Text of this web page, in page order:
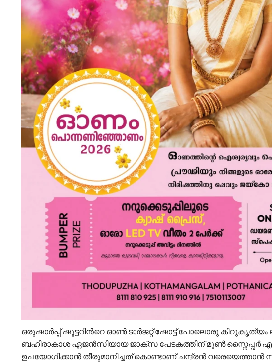
ഒരുഷാർപ്പ് ഷൂട്ടറിന്‍റെ ഓൺ ടാർജറ്റ് ഷോട്ട് പോലൊരു കിറുകൃത്യം
ബഹിരാകാശ ഏജന്‍സിയായ ജാക്സ പേടകത്തിന് മൂണ്‍ സ്നൈപ്പര്‍ എന്ന്
ഉപയോഗിക്കാൻ തീരുമാനിച്ചത് കൊണ്ടാണ് ചന്ദ്രൻ വരെയെത്താൻ